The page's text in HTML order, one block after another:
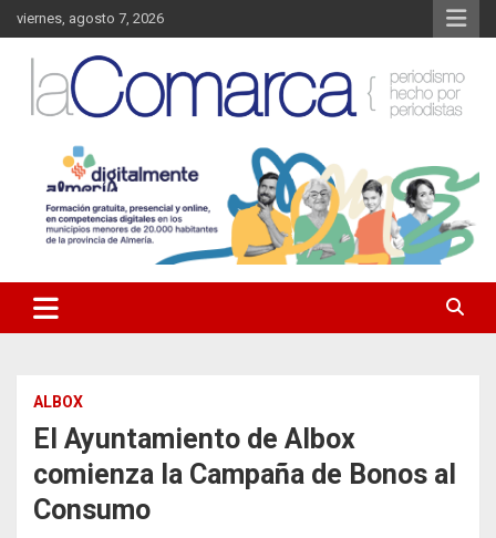
Saltar
al
contenido
viernes, agosto 7, 2026
La Comarca – Noticias del
Almanzora
Almanzora y sus localidades.
ALBOX
El Ayuntamiento de Albox
comienza la Campaña de Bonos al
Consumo